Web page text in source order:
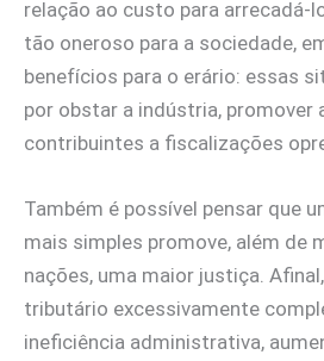
relação ao custo para arrecadá-
tão oneroso para a sociedade,
benefícios para o erário: essas
por obstar a indústria, promover
contribuintes a fiscalizações
Também é possível pensar que
mais simples promove, além de
nações, uma maior justiça.
tributário excessivamente
ineficiência administrativa,